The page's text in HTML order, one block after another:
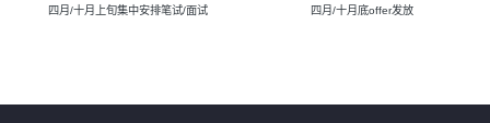
四月/十月上旬集中安排笔试/面试 四月/十月底offer发放